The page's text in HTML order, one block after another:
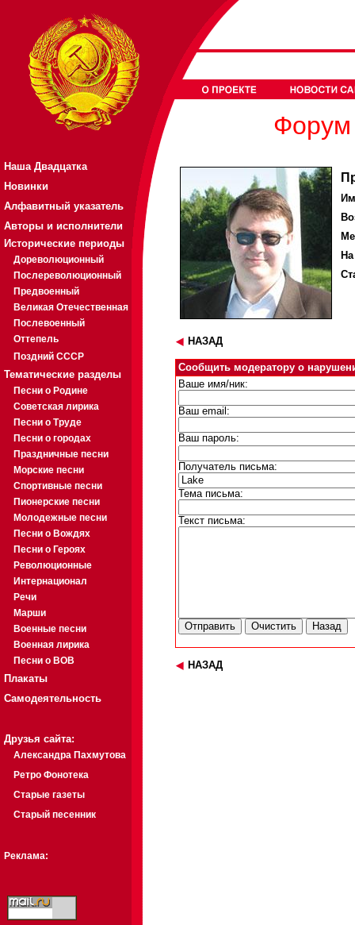
Наша Двадцатка
Новинки
Алфавитный указатель
Авторы и исполнители
Исторические периоды
Дореволюционный
Послереволюционный
Предвоенный
Великая Отечественная
Послевоенный
Оттепель
Поздний СССР
Тематические разделы
Песни о Родине
Советская лирика
Песни о Труде
Песни о городах
Праздничные песни
Морские песни
Спортивные песни
Пионерские песни
Молодежные песни
Песни о Вождях
Песни о Героях
Революционные
Интернационал
Речи
Марши
Военные песни
Военная лирика
Песни о ВОВ
Плакаты
Самодеятельность
Друзья сайта:
Александра Пахмутова
Ретро Фонотека
Старые газеты
Старый песенник
Реклама:
Форум
НАЗАД
Сообщить модератору о
Ваше имя/ник:
Ваш email:
Ваш пароль:
Получатель письма:
Тема письма:
Текст письма:
НАЗАД